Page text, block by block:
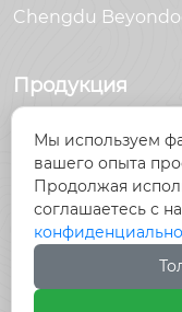
Chengdu
Продукция
Антенны
Радиочастотный
разъем
Радиочастотный
кабель, кабельные
Мы используем
вашего опыта
Продолжая
соглашаетесь с